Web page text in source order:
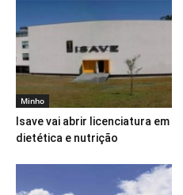
Minho
Isave vai abrir licenciatura em
dietética e nutrição